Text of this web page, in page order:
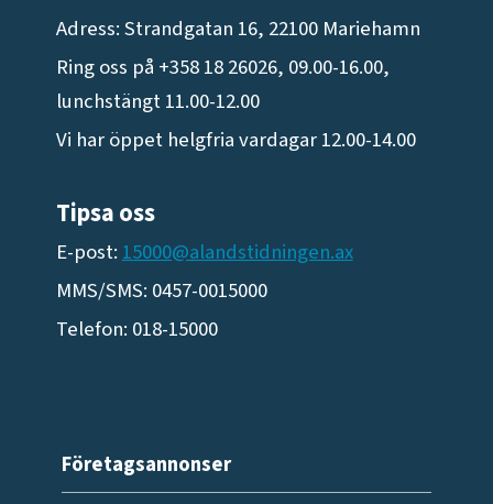
Adress: Strandgatan 16, 22100 Mariehamn
Ring oss på +358 18 26026, 09.00-16.00,
lunchstängt 11.00-12.00
Vi har öppet helgfria vardagar 12.00-14.00
Tipsa oss
E-post:15000@alandstidningen.ax
MMS/SMS: 0457-0015000
Telefon: 018-15000
Företagsannonser